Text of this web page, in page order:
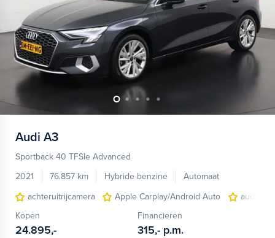
Audi A3
Sportback 40 TFSIe Advanced
2021
76.857 km Hybride benzine
Automaat
achteruitrijcamera
Apple Carplay/Android Auto
audio
Kopen
24.895,-
Financieren
315,- p.m.